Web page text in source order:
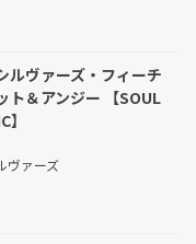
ルヴァーズ・フィーチ
ト＆アンジー 【SOUL
ヴァーズ